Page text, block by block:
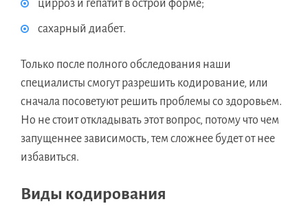
цирроз и гепатит в острой форме;
сахарный диабет.
Только после полного обследования наши
специалисты смогут разрешить кодирование, или
сначала посоветуют решить проблемы со здоровьем.
Но не стоит откладывать этот вопрос, потому что чем
запущеннее зависимость, тем сложнее будет от нее
избавиться.
Виды кодирования